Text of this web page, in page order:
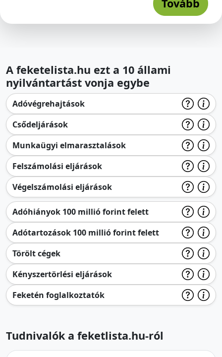
Tovább
A feketelista.hu ezt a 10 állami
nyilvántartást vonja egybe
Adóvégrehajtások
Csődeljárások
Munkaügyi elmarasztalások
Felszámolási eljárások
Végelszámolási eljárások
Adóhiányok 100 millió forint felett
Adótartozások 100 millió forint felett
Törölt cégek
Kényszertörlési eljárások
Feketén foglalkoztatók
Tudnivalók a feketlista.hu-ról